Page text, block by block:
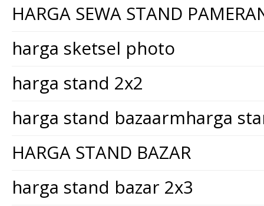
HARGA SEWA STAND
harga sketsel photo
harga stand 2x2
harga stand bazaarmharga
HARGA STAND BAZAR
harga stand bazar 2x3